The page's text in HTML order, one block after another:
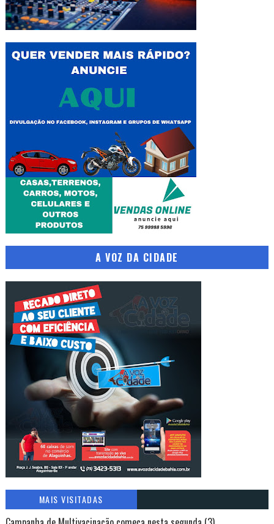
A VOZ DA CIDADE
MAIS VISITADAS